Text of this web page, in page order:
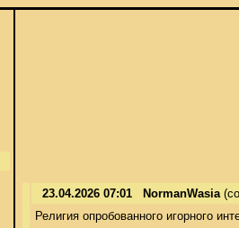
23.04.2026 07:01 NormanWasia
Религия опробованного игорного